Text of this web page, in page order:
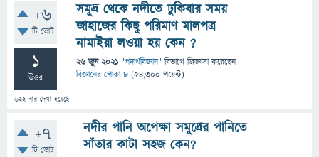
+6
টি ভোট
1
উত্তর
622বার দেখা হয়েছে
সমুদ্র থেকে নদীতে ঢুকিবার সময়
জাহাজের কিছু পরিমাণ মালপত্র
নামাইয়া লওয়া হয় কেন ?
26 জুন 2021 "পদার্থবিজ্ঞান" বিভাগে জিজ্ঞাসাকরেছেন
বিজ্ঞানের পোকা ৮ (54,300 পয়েন্ট)
+7
টি ভোট
নদীর পানি অপেক্ষা সমুদ্রের পানিতে
সাঁতার কাটা সহজ কেন?